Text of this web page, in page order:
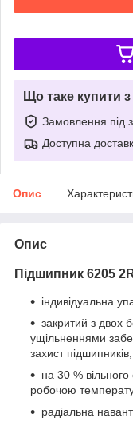
Що таке купити
Замовлення під
Доступна
Опис
Опис
Підшипник 6205
індивідуальна
закритий з двох
ущільненнями
захист підшипників;
на 30 %
робочою
радіальна